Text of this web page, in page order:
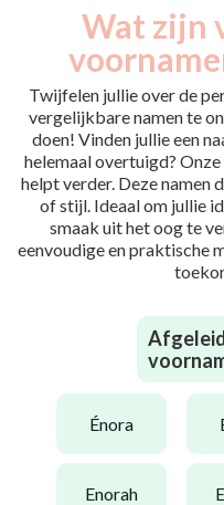
Wat zijn
Twijfelen jullie over de
vergelijkbare namen te
doen! Vinden jullie een
helemaal overtuigd?
helpt verder. Deze namen
of stijl. Ideaal om jullie
smaak uit het oog te
eenvoudige en praktische
énora
enorah